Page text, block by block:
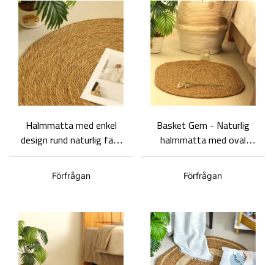
Halmmatta med enkel
design rund naturlig färg
vävd matta Olika
storlekar-
Anpassningsbar
Förfrågan
Basket Gem - Naturlig
halmmatta med oval
form i pastoral stil, två
storlekar C-QQ-5006
Förfrågan